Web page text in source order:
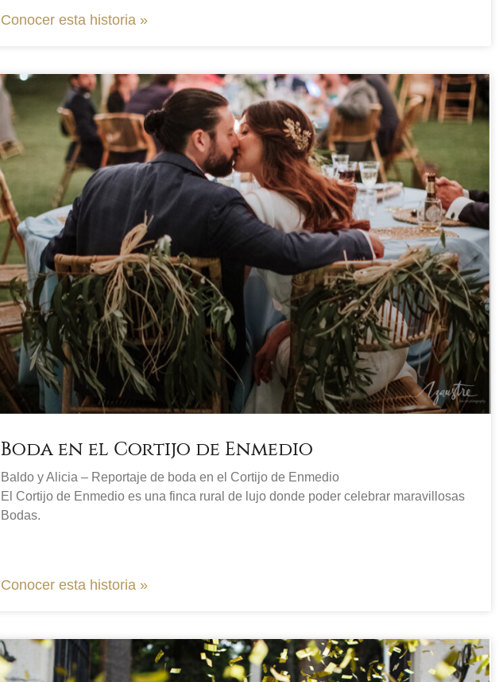
Conocer esta historia »
Boda en el Cortijo de Enmedio
Baldo y Alicia – Reportaje de boda en el Cortijo de Enmedio
El Cortijo de Enmedio es una finca rural de lujo donde poder celebrar maravillosas
Bodas.
Conocer esta historia »